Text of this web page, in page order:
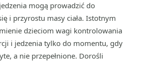
mogą prowadzić do
i przyrostu masy ciała. Istotnym
dzieciom wagi kontrolowania
i jedzenia tylko do momentu, gdy
a nie przepełnione. Dorośli